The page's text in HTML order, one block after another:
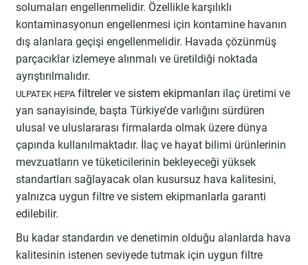
solumaları engellenmelidir. Özellikle karşılıklı
kontaminasyonun engellenmesi için kontamine havanın
dış alanlara geçişi engellenmelidir. Havada çözünmüş
parçacıklar izlemeye alınmalı ve üretildiği noktada
ayrıştırılmalıdır.
ULPATEK HEPAfiltrelerve sistem ekipmanları ilaç üretimi ve
yan sanayisinde, başta Türkiye’de varlığını sürdüren
ulusal ve uluslararası firmalarda olmak üzere dünya
çapında kullanılmaktadır. İlaç ve hayat bilimi ürünlerinin
mevzuatların ve tüketicilerinin bekleyeceği yüksek
standartları sağlayacak olan kusursuz hava kalitesini,
yalnızca uygun filtre ve sistem ekipmanlarla garanti
edilebilir.
Bu kadar standardın ve denetimin olduğu alanlarda hava
kalitesinin istenen seviyede tutmak için uygun filtre